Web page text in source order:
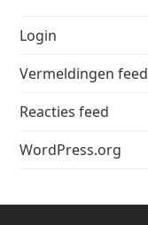
Login
Vermeldingen feed
Reacties feed
WordPress.org